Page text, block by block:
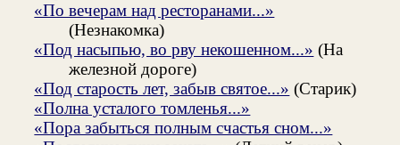
«По вечерам над ресторанами...»
(Незнакомка)
«Под насыпью, во рву некошенном...» (На
железной дороге)
«Под старость лет, забыв святое...» (Старик)
«Полна усталого томленья...»
«Пора забыться полным счастья сном...»